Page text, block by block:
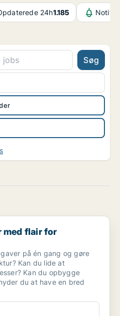
24h1.185
Søg
ledelsesbetjenin...
med flair for
på én gang og gøre
Kan du lide at
Kan du opbygge
du at have en bred